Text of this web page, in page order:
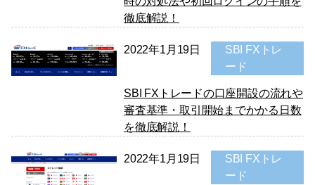
徹底解説！
2022年1月19日
SBI FXトレ
ード
SBI FXトレードの口座開設の流れや
審査基準・取引開始までかかる日数
を徹底解説！
2022年1月19日
SBI FXトレ
ード